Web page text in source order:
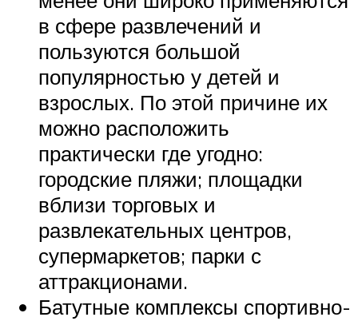
в сфере развлечений и
пользуются большой
популярностью у детей и
взрослых. По этой причине их
можно расположить
практически где угодно:
городские пляжи; площадки
вблизи торговых и
развлекательных центров,
супермаркетов; парки с
аттракционами.
Батутные комплексы спортивно-